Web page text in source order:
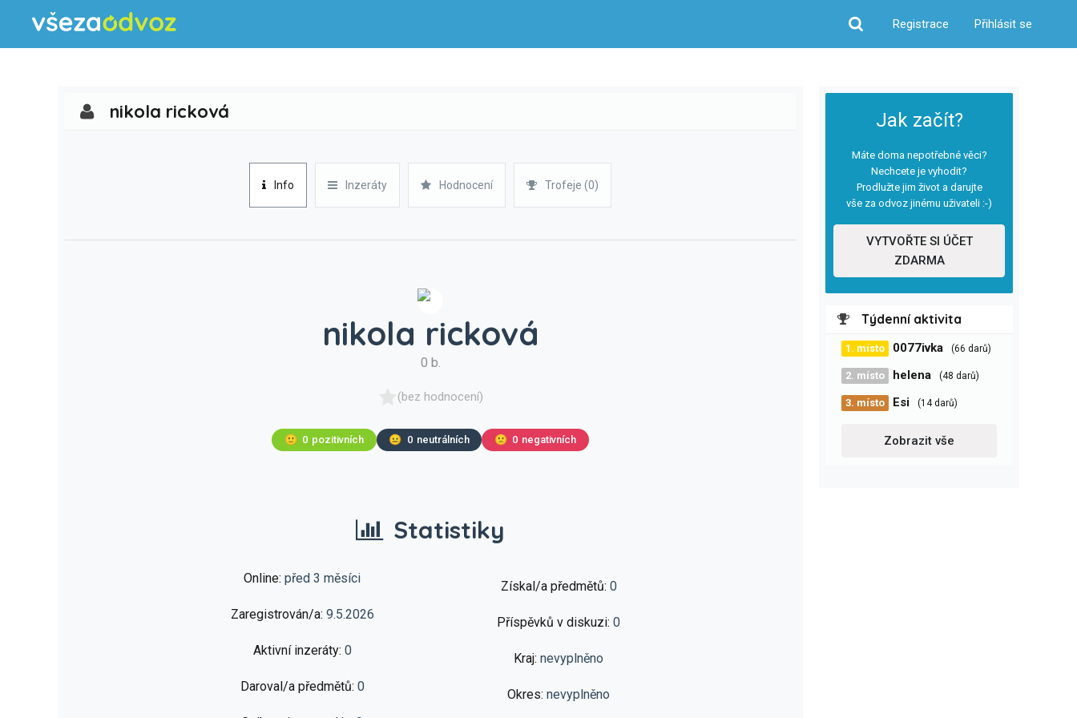
Hledat
Registrace Přihlásit se
Jak začít?
Máte doma nepotřebné věci?
Nechcete je vyhodit?
Prodlužte jim život a darujte
vše za odvoz jinému uživateli :-)
VYTVOŘTE SI ÚČET
ZDARMA
Týdenní aktivita
1. místo 0077ivka (66 darů)
2. místo helena (48 darů)
3. místo Esi (14 darů)
Zobrazit vše
nikola ricková
Info Inzeráty Hodnocení Trofeje (0)
nikola ricková
0 b.
(bez hodnocení)
🙂 0 pozitivních 😐 0 neutrálních 🙁 0 negativních
Statistiky
Online: před 3 měsíci
Zaregistrován/a: 9.5.2026
Aktivní inzeráty: 0
Daroval/a předmětů: 0
Získal/a předmětů: 0
Příspěvků v diskuzi: 0
Kraj: nevyplněno
Okres: nevyplněno